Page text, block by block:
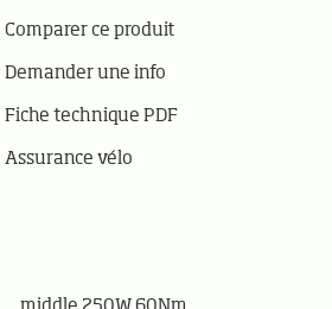
Comparer ce produit
Demander une info
Fiche technique PDF
Assurance vélo